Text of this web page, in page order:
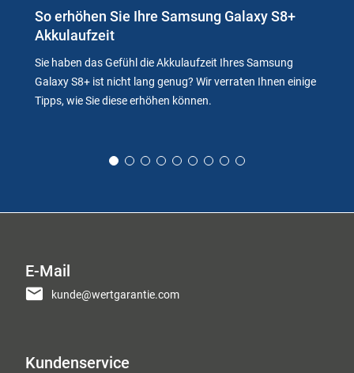
So erhöhen Sie Ihre Samsung Galaxy S8+
Akkulaufzeit
Sie haben das Gefühl die Akkulaufzeit Ihres Samsung
Galaxy S8+ ist nicht lang genug? Wir verraten Ihnen einige
Tipps, wie Sie diese erhöhen können.
E-Mail
kunde@wertgarantie.com
Kundenservice